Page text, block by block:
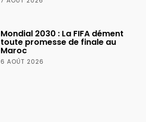
Mondial 2030 : La FIFA dément
toute promesse de finale au
Maroc
6 AOÛT 2026